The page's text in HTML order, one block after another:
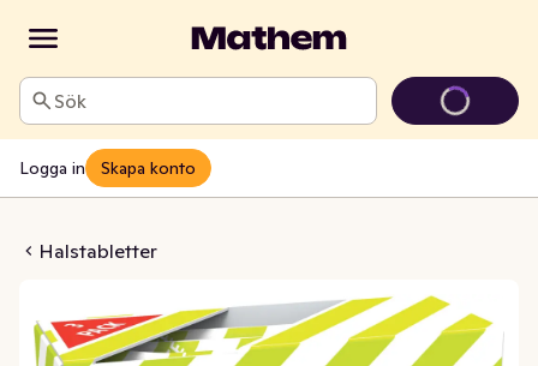
Sök
Logga in Skapa konto
Halstabletter
Sockerfri 3x25g